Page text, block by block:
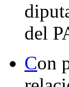
del
Con